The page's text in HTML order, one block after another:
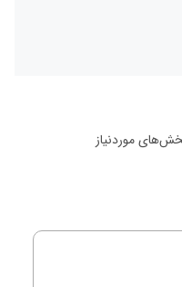
موردنیاز